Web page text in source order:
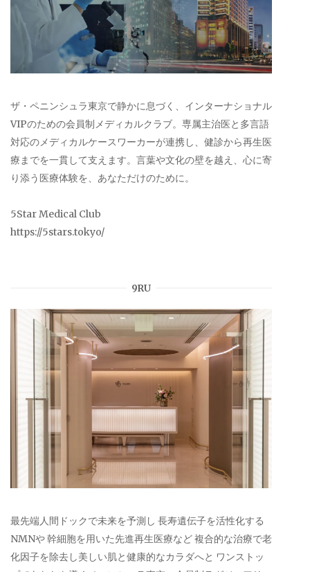
ザ・ペニンシュラ東京で静かに息づく、インターナショナル
VIPのための会員制メディカルクラブ。専属主治医と多言語
対応のメディカルケースワーカーが連携し、健診から再生医
療までを一貫して支えます。言葉や文化の壁を越え、心に寄
り添う医療体験を、あなただけのために。
5Star Medical Club
https://5stars.tokyo/
9RU
最先端人間ドックで未来を予測し 長寿遺伝子を活性化する
NMNや 幹細胞を用いた先進再生医療など 複合的な治療で老
化因子を除去し美しい肌と健康的なカラダへと ワンストッ